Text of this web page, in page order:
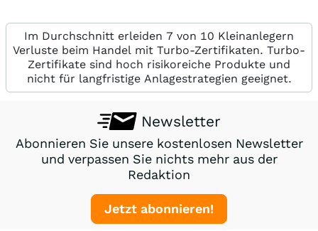
Im Durchschnitt erleiden 7 von 10 Kleinanlegern
Verluste beim Handel mit Turbo-Zertifikaten. Turbo-
Zertifikate sind hoch risikoreiche Produkte und
nicht für langfristige Anlagestrategien geeignet.
Newsletter
Abonnieren Sie unsere kostenlosen Newsletter
und verpassen Sie nichts mehr aus der
Redaktion
Jetzt abonnieren!